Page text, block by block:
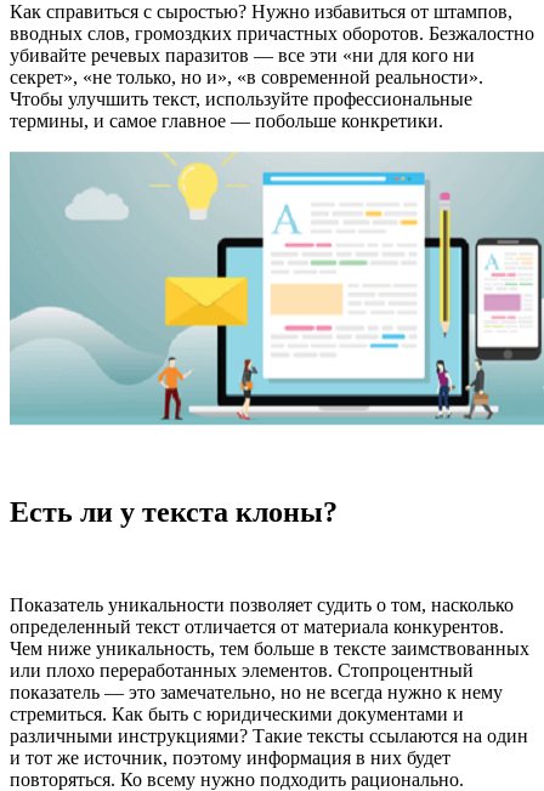
Как справиться с сыростью? Нужно избавиться от штампов,
вводных слов, громоздких причастных оборотов. Безжалостно
убивайте речевых паразитов — все эти «ни для кого ни
секрет», «не только, но и», «в современной реальности».
Чтобы улучшить текст, используйте профессиональные
термины, и самое главное — побольше конкретики.
Есть ли у текста клоны?
Показатель уникальности позволяет судить о том, насколько
определенный текст отличается от материала конкурентов.
Чем ниже уникальность, тем больше в тексте заимствованных
или плохо переработанных элементов. Стопроцентный
показатель — это замечательно, но не всегда нужно к нему
стремиться. Как быть с юридическими документами и
различными инструкциями? Такие тексты ссылаются на один
и тот же источник, поэтому информация в них будет
повторяться. Ко всему нужно подходить рационально.